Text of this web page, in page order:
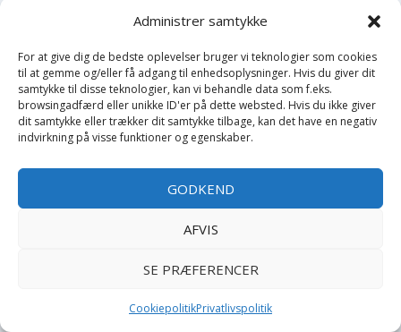
Administrer samtykke
For at give dig de bedste oplevelser bruger vi teknologier som cookies
til at gemme og/eller få adgang til enhedsoplysninger. Hvis du giver dit
samtykke til disse teknologier, kan vi behandle data som f.eks.
browsingadfærd eller unikke ID'er på dette websted. Hvis du ikke giver
dit samtykke eller trækker dit samtykke tilbage, kan det have en negativ
indvirkning på visse funktioner og egenskaber.
GODKEND
AFVIS
SE PRÆFERENCER
CookiepolitikPrivatlivspolitik
Regntøj
Rulleskøjter
Rygsæk